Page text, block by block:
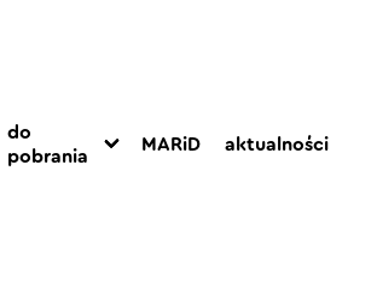
do
pobrania
MARiD aktualności